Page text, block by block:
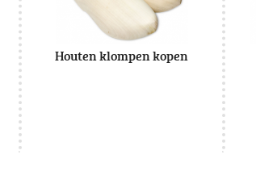
Houten klompen kopen